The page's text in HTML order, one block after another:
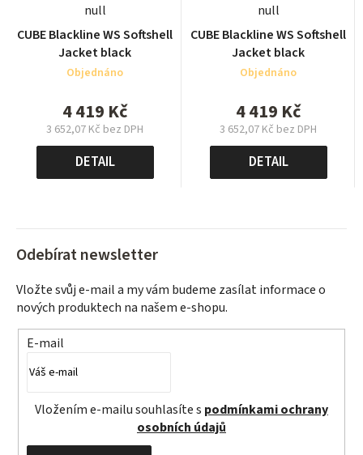
null
CUBE Blackline WS Softshell
Jacket black
Objednáno
4 419 Kč
3 652,07 Kč bez DPH
Měrná
cena:
DETAIL
null
CUBE Blackline WS Softshell
Jacket black
Objednáno
4 419 Kč
3 652,07 Kč bez DPH
Měrná
cena:
DETAIL
Odebírat newsletter
Vložte svůj e-mail a my vám budeme zasílat informace o
nových produktech na našem e-shopu.
E-mail
Vložením e-mailu souhlasíte s podmínkami ochrany
osobních údajů